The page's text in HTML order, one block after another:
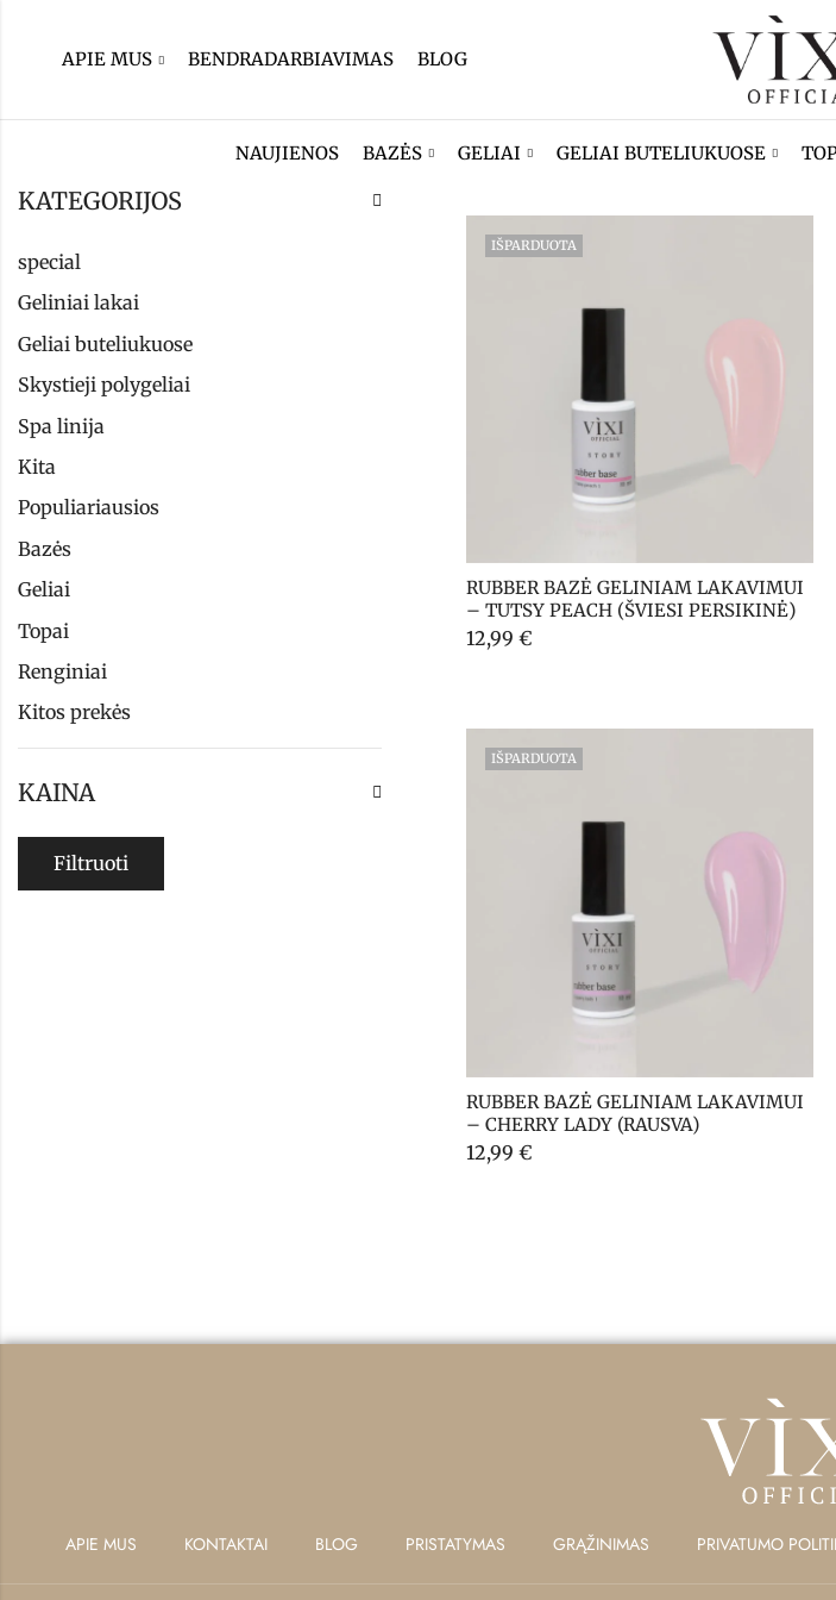
APIE MUS BENDRADARBIAVIMAS BLOG
NAUJIENOS BAZĖS GELIAI GELIAI BUTELIUKUOSE
IŠPARDUOTA
RUBBER BAZĖ GELINIAM LAKAVIMUI
– TUTSY PEACH (ŠVIESI PERSIKINĖ)
12,99 €
IŠPARDUOTA
RUBBER BAZĖ GELINIAM LAKAVIMUI
– CHERRY LADY (RAUSVA)
12,99 €
KATEGORIJOS
special
Geliniai lakai
Geliai buteliukuose
Skystieji polygeliai
Spa linija
Kita
Populiariausios
Bazės
Geliai
Topai
Renginiai
Kitos prekės
KAINA
Filtruoti
APIE MUS KONTAKTAI BLOG PRISTATYMAS GRĄŽINIMAS PRIVATUMO